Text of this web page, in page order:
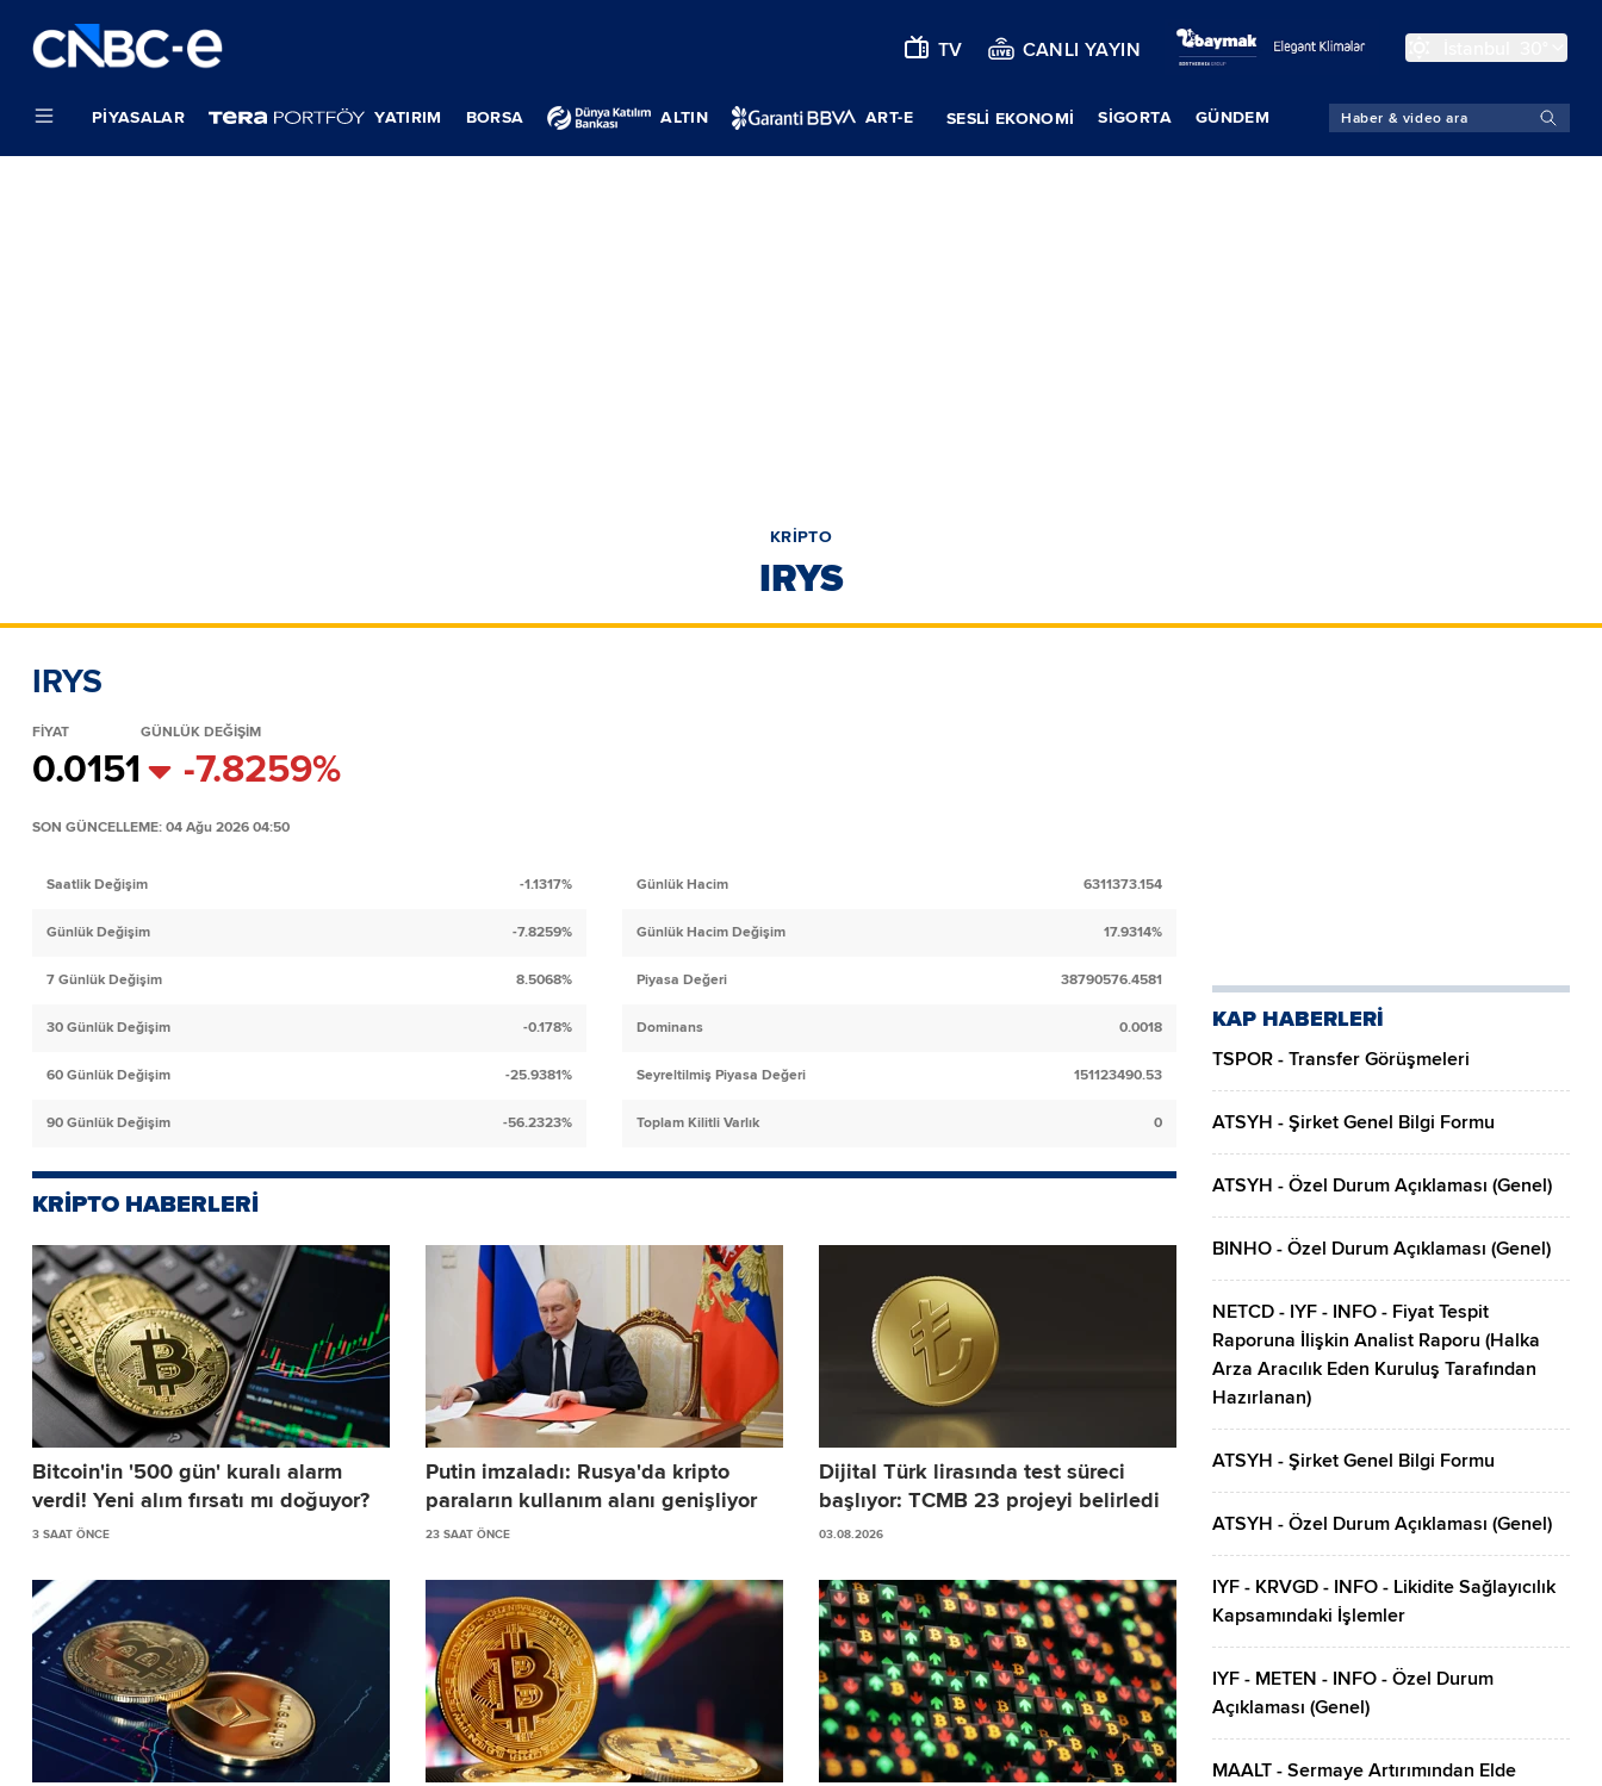
TV CANLI YAYIN
PIYASALAR YATIRIM BORSA ALTIN ART-E SESLİ EKONOMİ SIGORTA GÜNDEM
KRİPTO
IRYS
IRYS
FİYAT
0.0151
GÜNLÜK DEĞİŞİM
-7.8259%
SON GÜNCELLEME: 04 Ağu 2026 04:50
Saatlik Değişim -1.1317%
Günlük Değişim -7.8259%
7 Günlük Değişim 8.5068%
30 Günlük Değişim -0.178%
60 Günlük Değişim -25.9381%
90 Günlük Değişim -56.2323%
Günlük Hacim 6311373.154
Günlük Hacim Değişim 17.9314%
Piyasa Değeri 38790576.4581
Dominans 0.0018
Seyreltilmiş Piyasa Değeri 151123490.53
Toplam Kilitli Varlık 0
KRİPTO HABERLERİ
Bitcoin'in '500 gün' kuralı alarm
verdi! Yeni alım fırsatı mı doğuyor?
3 SAAT ÖNCE
Putin imzaladı: Rusya'da kripto
paraların kullanım alanı genişliyor
23 SAAT ÖNCE
Dijital Türk lirasında test süreci
başlıyor: TCMB 23 projeyi belirledi
03.08.2026
KAP HABERLERİ
TSPOR - Transfer Görüşmeleri
ATSYH - Şirket Genel Bilgi Formu
ATSYH - Özel Durum Açıklaması (Genel)
BINHO - Özel Durum Açıklaması (Genel)
NETCD - IYF - INFO - Fiyat Tespit
Raporuna İlişkin Analist Raporu (Halka
Arza Aracılık Eden Kuruluş Tarafından
Hazırlanan)
ATSYH - Şirket Genel Bilgi Formu
ATSYH - Özel Durum Açıklaması (Genel)
IYF - KRVGD - INFO - Likidite Sağlayıcılık
Kapsamındaki İşlemler
IYF - METEN - INFO - Özel Durum
Açıklaması (Genel)
MAALT - Sermaye Artırımından Elde